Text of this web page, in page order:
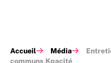
Accueil Média
communs Kpacité